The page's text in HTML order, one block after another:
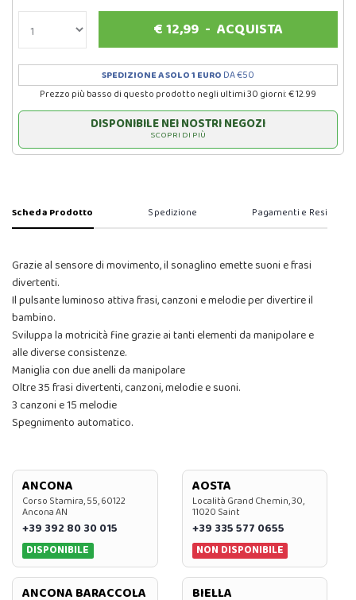
€12,99- ACQUISTA
SPEDIZIONE A SOLO 1 EURO DA €50
Prezzo più basso di questo prodotto negli ultimi 30 giorni: € 12.99
DISPONIBILE NEI NOSTRI NEGOZI
SCOPRI DI PIÙ
Scheda Prodotto Spedizione Pagamenti e Resi
Grazie al sensore di movimento, il sonaglino emette suoni e frasi
divertenti.
Il pulsante luminoso attiva frasi, canzoni e melodie per divertire il
bambino.
Sviluppa la motricità fine grazie ai tanti elementi da manipolare e
alle diverse consistenze.
Maniglia con due anelli da manipolare
Oltre 35 frasi divertenti, canzoni, melodie e suoni.
3 canzoni e 15 melodie
Spegnimento automatico.
ANCONA
Corso Stamira, 55, 60122
Ancona AN
+39 392 80 30 015
DISPONIBILE
AOSTA
Località Grand Chemin, 30,
11020 Saint
+39 335 577 0655
NON DISPONIBILE
ANCONA BARACCOLA BIELLA